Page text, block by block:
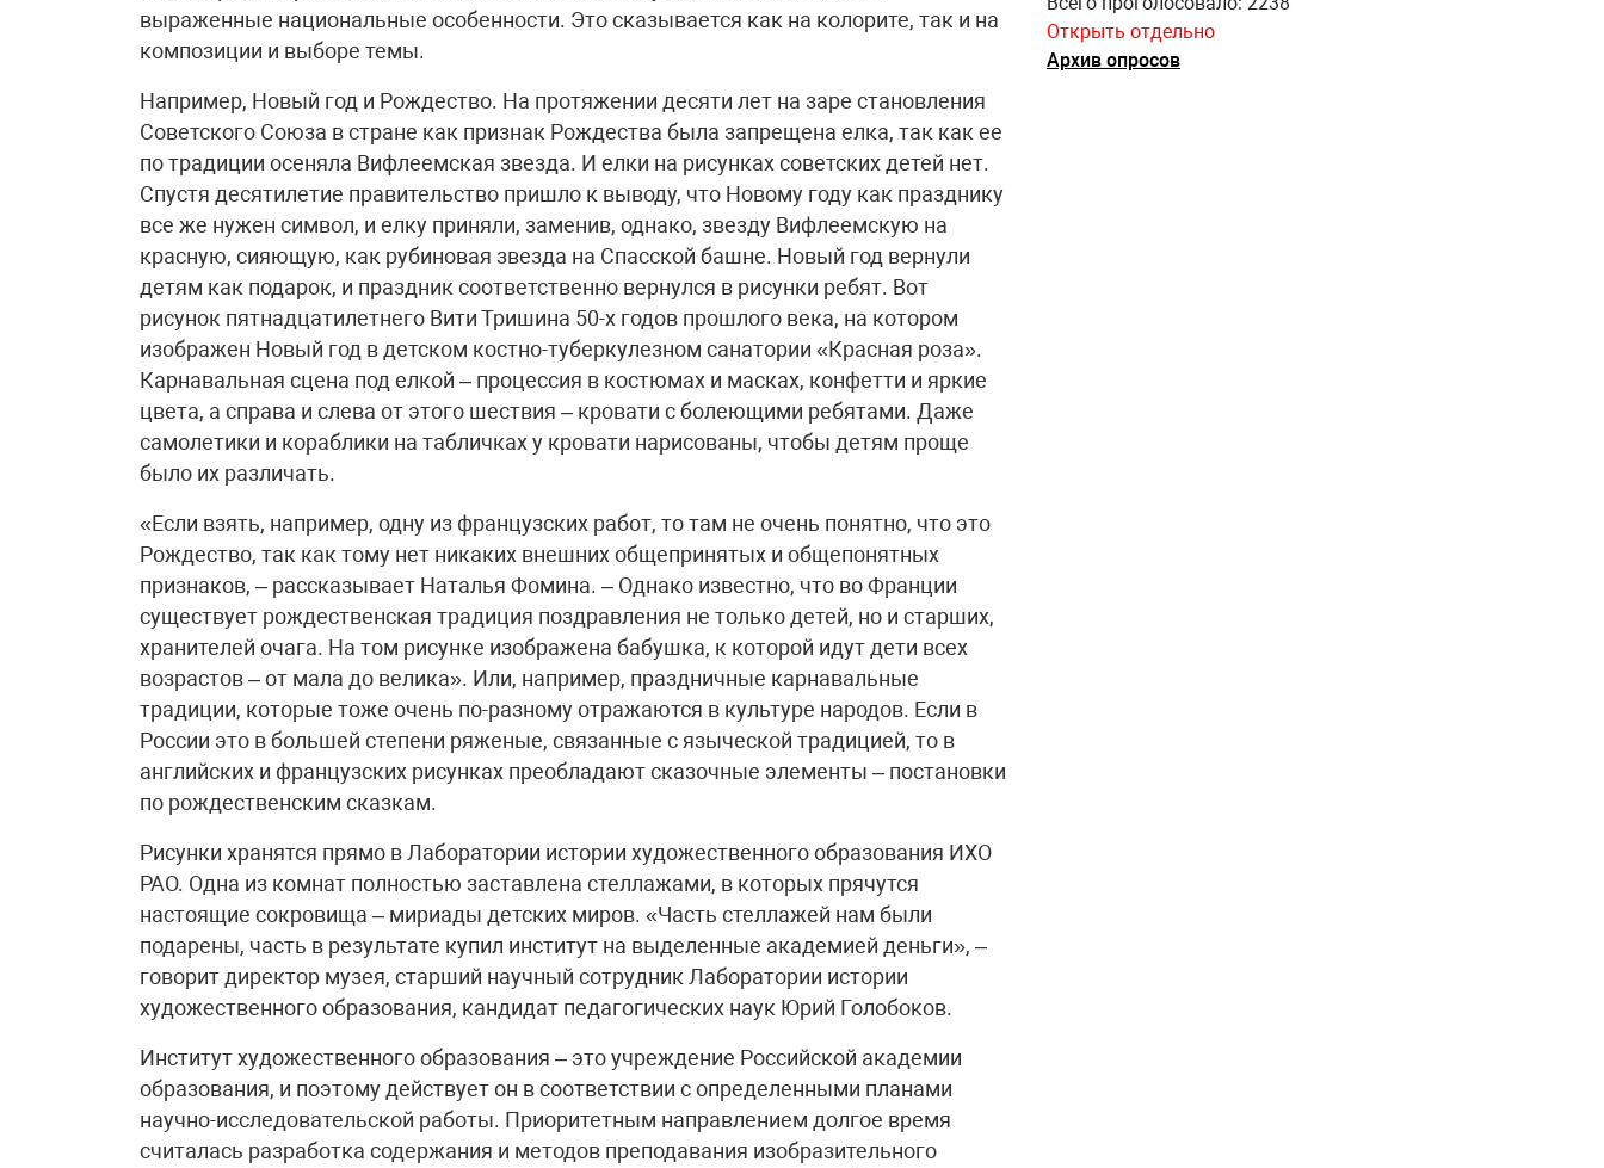
выраженные национальные особенности. Это сказывается как на колорите, так и на
композиции и выборе темы.
Например, Новый год и Рождество. На протяжении десяти лет на заре становления
Советского Союза в стране как признак Рождества была запрещена елка, так как ее
по традиции осеняла Вифлеемская звезда. И елки на рисунках советских детей нет.
Спустя десятилетие правительство пришло к выводу, что Новому году как празднику
все же нужен символ, и елку приняли, заменив, однако, звезду Вифлеемскую на
красную, сияющую, как рубиновая звезда на Спасской башне. Новый год вернули
детям как подарок, и праздник соответственно вернулся в рисунки ребят. Вот
рисунок пятнадцатилетнего Вити Тришина 50-х годов прошлого века, на котором
изображен Новый год в детском костно-туберкулезном санатории «Красная роза».
Карнавальная сцена под елкой – процессия в костюмах и масках, конфетти и яркие
цвета, а справа и слева от этого шествия – кровати с болеющими ребятами. Даже
самолетики и кораблики на табличках у кровати нарисованы, чтобы детям проще
было их различать.
«Если взять, например, одну из французских работ, то там не очень понятно, что это
Рождество, так как тому нет никаких внешних общепринятых и общепонятных
признаков, – рассказывает Наталья Фомина. – Однако известно, что во Франции
существует рождественская традиция поздравления не только детей, но и старших,
хранителей очага. На том рисунке изображена бабушка, к которой идут дети всех
возрастов – от мала до велика». Или, например, праздничные карнавальные
традиции, которые тоже очень по-разному отражаются в культуре народов. Если в
России это в большей степени ряженые, связанные с языческой традицией, то в
английских и французских рисунках преобладают сказочные элементы – постановки
по рождественским сказкам.
Рисунки хранятся прямо в Лаборатории истории художественного образования ИХО
РАО. Одна из комнат полностью заставлена стеллажами, в которых прячутся
настоящие сокровища – мириады детских миров. «Часть стеллажей нам были
подарены, часть в результате купил институт на выделенные академией деньги», –
говорит директор музея, старший научный сотрудник Лаборатории истории
художественного образования, кандидат педагогических наук Юрий Голобоков.
Институт художественного образования – это учреждение Российской академии
образования, и поэтому действует он в соответствии с определенными планами
научно-исследовательской работы. Приоритетным направлением долгое время
считалась разработка содержания и методов преподавания изобразительного
Открыть отдельно
Архив опросов